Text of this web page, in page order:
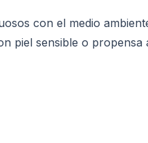
con el medio
piel sensible o propensa